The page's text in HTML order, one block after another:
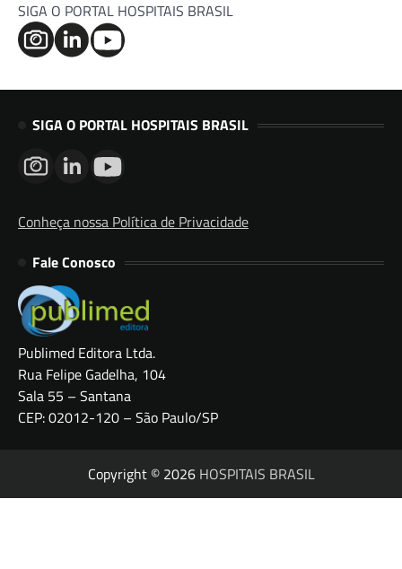
SIGA O PORTAL HOSPITAIS BRASIL
SIGA O PORTAL HOSPITAIS BRASIL
Conheça nossa Política de Privacidade
Fale Conosco
Publimed Editora Ltda.
Rua Felipe Gadelha, 104
Sala 55 – Santana
CEP: 02012-120 – São Paulo/SP
Copyright © 2026 HOSPITAIS BRASIL